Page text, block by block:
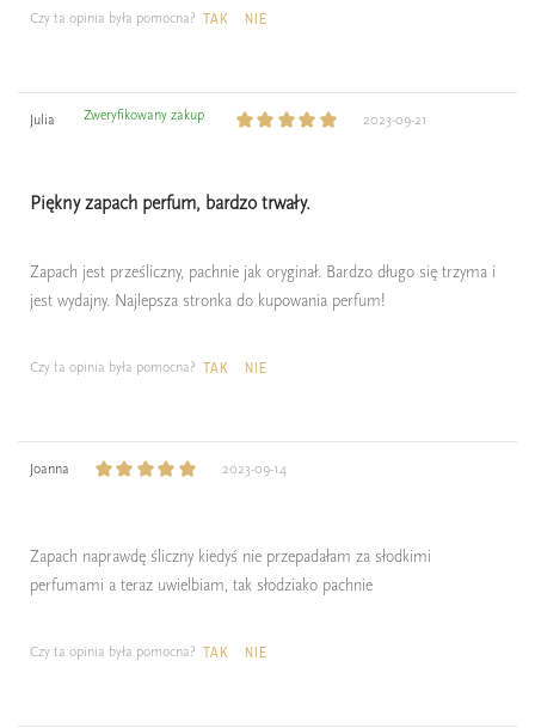
Czy ta opinia była pomocna? TAK NIE
Julia Zweryfikowany zakup 2023-09-21
Piękny zapach perfum, bardzo trwały.
Zapach jest prześliczny, pachnie jak oryginał. Bardzo długo się trzyma i
jest wydajny. Najlepsza stronka do kupowania perfum!
Czy ta opinia była pomocna? TAK NIE
Joanna 2023-09-14
Zapach naprawdę śliczny kiedyś nie przepadałam za słodkimi
perfumami a teraz uwielbiam, tak słodziako pachnie
Czy ta opinia była pomocna? TAK NIE